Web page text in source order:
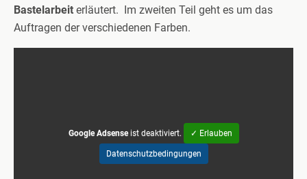
Bastelarbeit erläutert. Im zweiten Teil geht es um das
Auftragen der verschiedenen Farben.
Google Adsenseist deaktiviert. ✓ Erlauben
Datenschutzbedingungen